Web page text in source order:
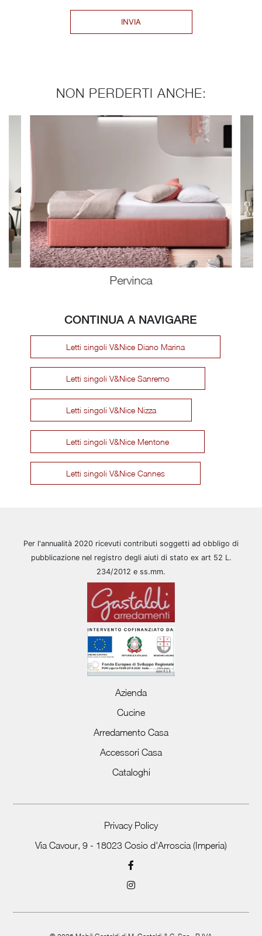
INVIA
NON PERDERTI ANCHE:
Pervinca
CONTINUA A NAVIGARE
Letti singoli V&Nice Diano Marina
Letti singoli V&Nice Sanremo
Letti singoli V&Nice Nizza
Letti singoli V&Nice Mentone
Letti singoli V&Nice Cannes
Per l'annualità 2020 ricevuti contributi soggetti ad obbligo di
pubblicazione nel registro degli aiuti di stato ex art 52 L.
234/2012 e ss.mm.
Azienda
Cucine
Arredamento Casa
Accessori Casa
Cataloghi
Privacy Policy
Via Cavour, 9 - 18023 Cosio d'Arroscia (Imperia)